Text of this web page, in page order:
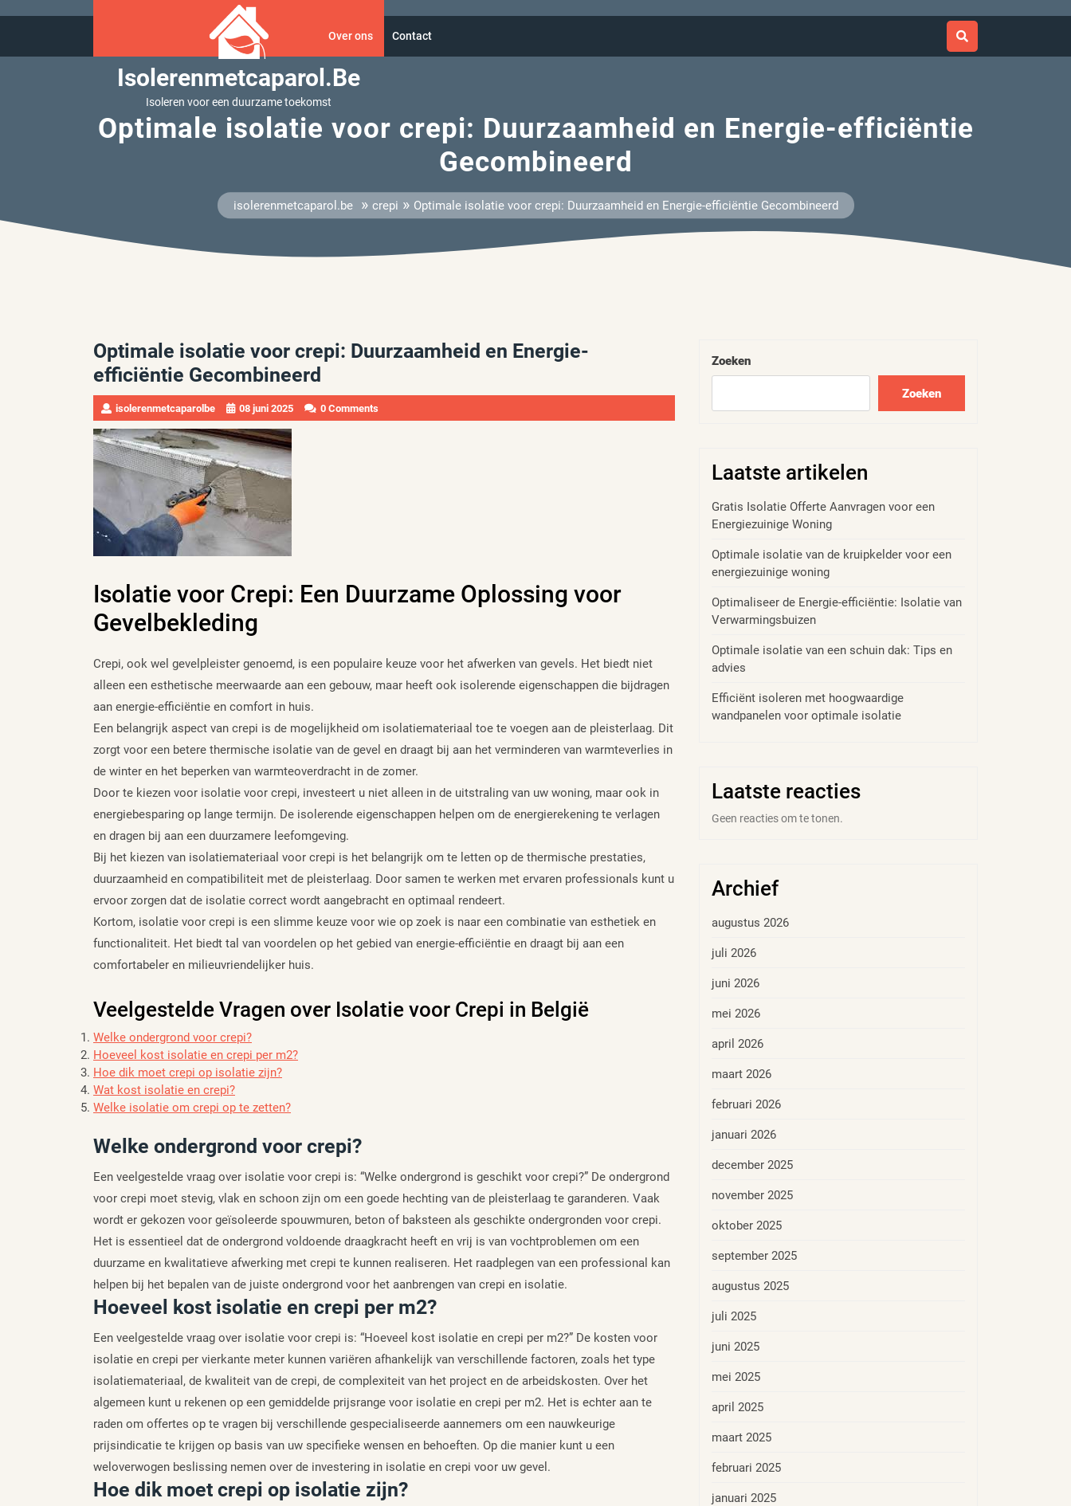
Isolerenmetcaparol.be
Isoleren voor een duurzame toekomst
Over ons Contact
Optimale isolatie voor crepi: Duurzaamheid en Energie-efficiëntie
Gecombineerd
isolerenmetcaparol.be» crepi » Optimale isolatie voor crepi: Duurzaamheid en Energie-efficiëntie Gecombineerd
Optimale isolatie voor crepi: Duurzaamheid en Energie-
efficiëntie Gecombineerd
isolerenmetcaparolbe 08 juni 2025 0 Comments
Isolatie voor Crepi: Een Duurzame Oplossing voor
Gevelbekleding
Crepi, ook wel gevelpleister genoemd, is een populaire keuze voor het afwerken van gevels. Het biedt niet
alleen een esthetische meerwaarde aan een gebouw, maar heeft ook isolerende eigenschappen die bijdragen
aan energie-efficiëntie en comfort in huis.
Een belangrijk aspect van crepi is de mogelijkheid om isolatiemateriaal toe te voegen aan de pleisterlaag. Dit
zorgt voor een betere thermische isolatie van de gevel en draagt bij aan het verminderen van warmteverlies in
de winter en het beperken van warmteoverdracht in de zomer.
Door te kiezen voor isolatie voor crepi, investeert u niet alleen in de uitstraling van uw woning, maar ook in
energiebesparing op lange termijn. De isolerende eigenschappen helpen om de energierekening te verlagen
en dragen bij aan een duurzamere leefomgeving.
Bij het kiezen van isolatiemateriaal voor crepi is het belangrijk om te letten op de thermische prestaties,
duurzaamheid en compatibiliteit met de pleisterlaag. Door samen te werken met ervaren professionals kunt u
ervoor zorgen dat de isolatie correct wordt aangebracht en optimaal rendeert.
Kortom, isolatie voor crepi is een slimme keuze voor wie op zoek is naar een combinatie van esthetiek en
functionaliteit. Het biedt tal van voordelen op het gebied van energie-efficiëntie en draagt bij aan een
comfortabeler en milieuvriendelijker huis.
Veelgestelde Vragen over Isolatie voor Crepi in België
Welke ondergrond voor crepi?
Hoeveel kost isolatie en crepi per m2?
Hoe dik moet crepi op isolatie zijn?
Wat kost isolatie en crepi?
Welke isolatie om crepi op te zetten?
Welke ondergrond voor crepi?
Een veelgestelde vraag over isolatie voor crepi is: “Welke ondergrond is geschikt voor crepi?” De ondergrond
voor crepi moet stevig, vlak en schoon zijn om een goede hechting van de pleisterlaag te garanderen. Vaak
wordt er gekozen voor geïsoleerde spouwmuren, beton of baksteen als geschikte ondergronden voor crepi.
Het is essentieel dat de ondergrond voldoende draagkracht heeft en vrij is van vochtproblemen om een
duurzame en kwalitatieve afwerking met crepi te kunnen realiseren. Het raadplegen van een professional kan
helpen bij het bepalen van de juiste ondergrond voor het aanbrengen van crepi en isolatie.
Hoeveel kost isolatie en crepi per m2?
Een veelgestelde vraag over isolatie voor crepi is: “Hoeveel kost isolatie en crepi per m2?” De kosten voor
isolatie en crepi per vierkante meter kunnen variëren afhankelijk van verschillende factoren, zoals het type
isolatiemateriaal, de kwaliteit van de crepi, de complexiteit van het project en de arbeidskosten. Over het
algemeen kunt u rekenen op een gemiddelde prijsrange voor isolatie en crepi per m2. Het is echter aan te
raden om offertes op te vragen bij verschillende gespecialiseerde aannemers om een nauwkeurige
prijsindicatie te krijgen op basis van uw specifieke wensen en behoeften. Op die manier kunt u een
weloverwogen beslissing nemen over de investering in isolatie en crepi voor uw gevel.
Hoe dik moet crepi op isolatie zijn?
Zoeken
Zoeken
Laatste artikelen
Gratis Isolatie Offerte Aanvragen voor een
Energiezuinige Woning
Optimale isolatie van de kruipkelder voor een
energiezuinige woning
Optimaliseer de Energie-efficiëntie: Isolatie van
Verwarmingsbuizen
Optimale isolatie van een schuin dak: Tips en
advies
Efficiënt isoleren met hoogwaardige
wandpanelen voor optimale isolatie
Laatste reacties
Geen reacties om te tonen.
Archief
augustus 2026
juli 2026
juni 2026
mei 2026
april 2026
maart 2026
februari 2026
januari 2026
december 2025
november 2025
oktober 2025
september 2025
augustus 2025
juli 2025
juni 2025
mei 2025
april 2025
maart 2025
februari 2025
januari 2025